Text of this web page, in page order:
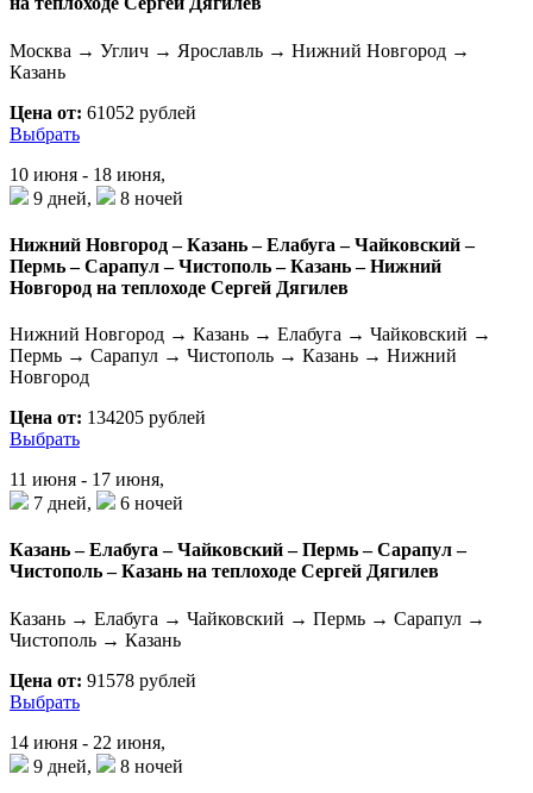
Москва → Углич → Ярославль → Нижний Новгород →
Казань
Цена от: 61052 рублей
Выбрать
10 июня - 18 июня,
9 дней,
8 ночей
Нижний Новгород – Казань – Елабуга – Чайковский –
Пермь – Сарапул – Чистополь – Казань – Нижний
Новгород на теплоходе Сергей Дягилев
Нижний Новгород → Казань → Елабуга → Чайковский →
Пермь → Сарапул → Чистополь → Казань → Нижний
Новгород
Цена от: 134205 рублей
Выбрать
11 июня - 17 июня,
7 дней,
6 ночей
Казань – Елабуга – Чайковский – Пермь – Сарапул –
Чистополь – Казань на теплоходе Сергей Дягилев
Казань → Елабуга → Чайковский → Пермь → Сарапул →
Чистополь → Казань
Цена от: 91578 рублей
Выбрать
14 июня - 22 июня,
9 дней,
8 ночей